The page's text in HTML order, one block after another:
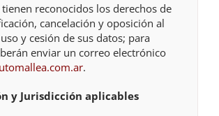
reconocidos los derechos de
cancelación y oposición al
y cesión de sus datos; para
enviar un correo electrónico
.
y Jurisdicción aplicables